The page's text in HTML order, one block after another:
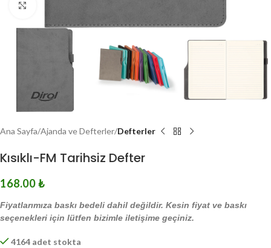
Ana Sayfa Ajanda ve Defterler Defterler
Kısıklı-FM Tarihsiz Defter
168.00₺
Fiyatlarımıza baskı bedeli dahil değildir. Kesin fiyat ve baskı
seçenekleri için lütfen bizimle iletişime geçiniz.
4164 adet stokta